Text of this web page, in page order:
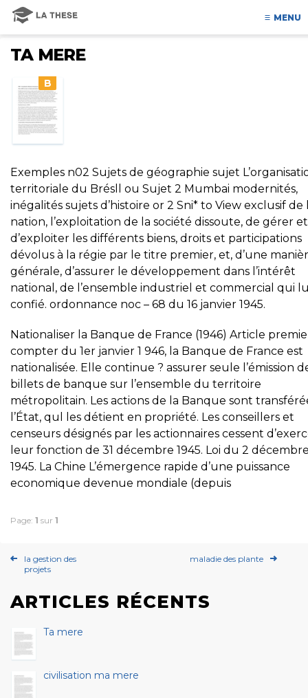
MENU
TA MERE
B
Exemples n02 Sujets de géographie sujet
territoriale du Brésll ou Sujet 2 Mumbai modernités,
inégalités sujets d’histoire or 2 Sni* to View exclusif de
nation, l’exploitation de la société dissoute, de gérer et
d’exploiter les différents biens, droits et participations
dévolus à la régie par le titre premier, et, d’une
générale, d’assurer le développement dans l’intérêt
national, de l’ensemble industriel et commercial qui
confié. ordonnance noc – 68 du 16 janvier 1945.
Nationaliser la Banque de France (1946) Article
compter du 1er janvier 1 946, la Banque de France est
nationalisée. Elle continue ? assurer seule l’émission
billets de banque sur l’ensemble du territoire
métropolitain. Les actions de la Banque sont
l’État, qul les détient en propriété. Les conseillers et
censeurs désignés par les actionnaires cessent
leur fonction de 31 décembre 1945. Loi du 2
1945. La Chine L’émergence rapide d’une puissance
economique devenue mondiale (depuis
Page: 1 sur 1
la gestion des
projets
maladie des plante
ARTICLES RÉCENTS
Ta mere
civilisation ma mere